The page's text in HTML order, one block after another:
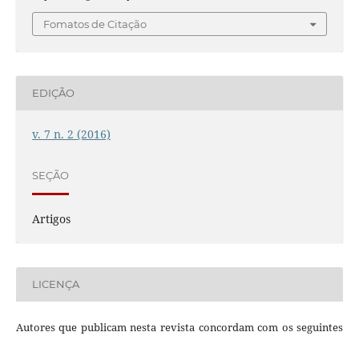
Fomatos de Citação
EDIÇÃO
v. 7 n. 2 (2016)
SEÇÃO
Artigos
LICENÇA
Autores que publicam nesta revista concordam com os seguintes